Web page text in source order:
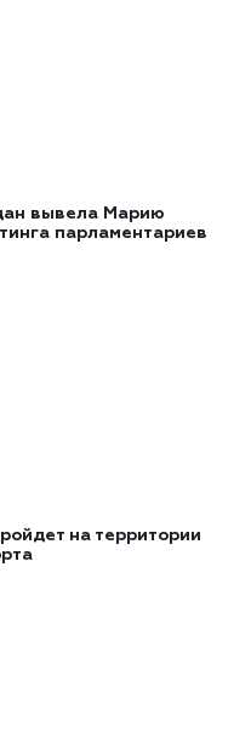
вывела Марию
парламентариев
на территории